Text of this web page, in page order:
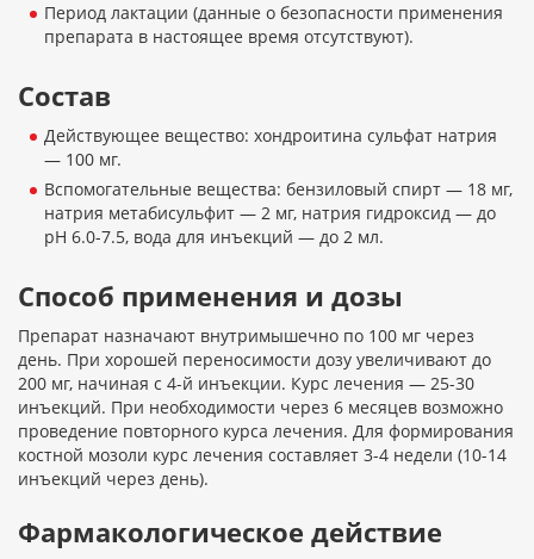
Период лактации (данные о безопасности применения
препарата в настоящее время отсутствуют).
Состав
Действующее вещество: хондроитина сульфат натрия
— 100 мг.
Вспомогательные вещества: бензиловый спирт — 18 мг,
натрия метабисульфит — 2 мг, натрия гидроксид — до
рН 6.0-7.5, вода для инъекций — до 2 мл.
Способ применения и дозы
Препарат назначают внутримышечно по 100 мг через
день. При хорошей переносимости дозу увеличивают до
200 мг, начиная с 4-й инъекции. Курс лечения — 25-30
инъекций. При необходимости через 6 месяцев возможно
проведение повторного курса лечения. Для формирования
костной мозоли курс лечения составляет 3-4 недели (10-14
инъекций через день).
Фармакологическое действие